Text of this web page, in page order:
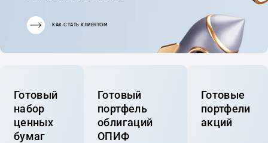
КАК СТАТЬ КЛИЕНТОМ
Готовый
набор
ценных
бумаг
Готовый
портфель
облигаций
ОПИФ
Готовые
портфели
акций